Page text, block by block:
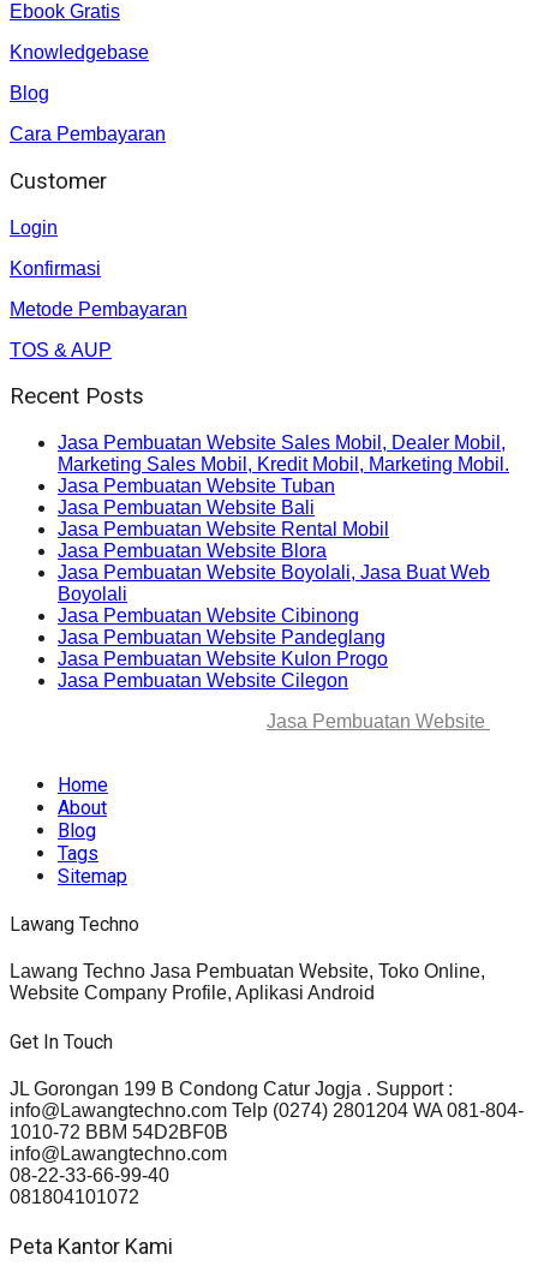
Ebook Gratis
Knowledgebase
Blog
Cara Pembayaran
Customer
Login
Konfirmasi
Metode Pembayaran
TOS & AUP
Recent Posts
Jasa Pembuatan Website Sales Mobil, Dealer Mobil,
Marketing Sales Mobil, Kredit Mobil, Marketing Mobil.
Jasa Pembuatan Website Tuban
Jasa Pembuatan Website Bali
Jasa Pembuatan Website Rental Mobil
Jasa Pembuatan Website Blora
Jasa Pembuatan Website Boyolali, Jasa Buat Web
Boyolali
Jasa Pembuatan Website Cibinong
Jasa Pembuatan Website Pandeglang
Jasa Pembuatan Website Kulon Progo
Jasa Pembuatan Website Cilegon
Jasa Pembuatan Website
Home
About
Blog
Tags
Sitemap
Lawang Techno
Lawang Techno Jasa Pembuatan Website, Toko Online,
Website Company Profile, Aplikasi Android
Get In Touch
JL Gorongan 199 B Condong Catur Jogja . Support :
info@Lawangtechno.com Telp (0274) 2801204 WA 081-804-
1010-72 BBM 54D2BF0B
info@Lawangtechno.com
08-22-33-66-99-40
081804101072
Peta Kantor Kami